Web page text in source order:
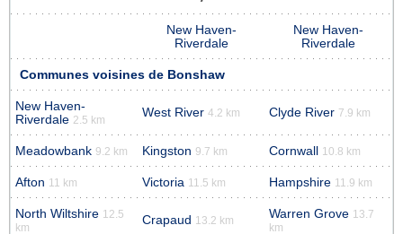
New Haven-
Riverdale
New Haven-
Riverdale
Communes voisines de Bonshaw
New Haven-
Riverdale 2.5 km
West River 4.2 km Clyde River 7.9 km
Meadowbank 9.2 km Kingston 9.7 km Cornwall 10.8 km
Afton 11 km Victoria 11.5 km Hampshire 11.9 km
North Wiltshire 12.5
km
Crapaud 13.2 km Warren Grove 13.7
km